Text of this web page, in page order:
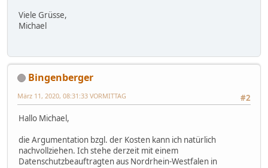
Viele Grüsse,
Michael
Bingenberger
#2
März 11, 2020, 08:31:33 VORMITTAG
Hallo Michael,
die Argumentation bzgl. der Kosten kann ich natürlich
nachvollziehen. Ich stehe derzeit mit einem
Datenschutzbeauftragten aus Nordrhein-Westfalen in